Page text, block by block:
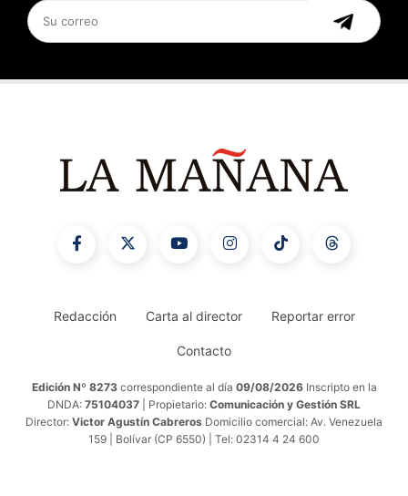
Redacción Carta al director Reportar error
Contacto
Edición Nº 8273 correspondiente al día 09/08/2026 Inscripto en la
DNDA: 75104037 | Propietario: Comunicación y Gestión SRL
Director: Victor Agustín Cabreros Domicilio comercial: Av. Venezuela
159 | Bolívar (CP 6550) | Tel: 02314 4 24 600